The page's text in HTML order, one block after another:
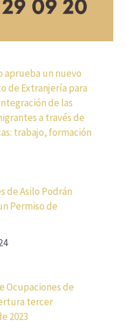
aprueba un nuevo
de Extranjería para
de las
a través de
trabajo, formación
de Asilo Podrán
Permiso de
Ocupaciones de
tercer
2023